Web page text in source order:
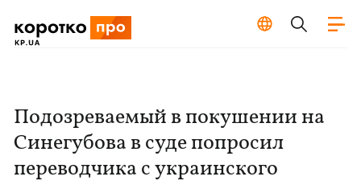
Подозреваемый в покушении на
Синегубова в суде попросил
переводчика с украинского